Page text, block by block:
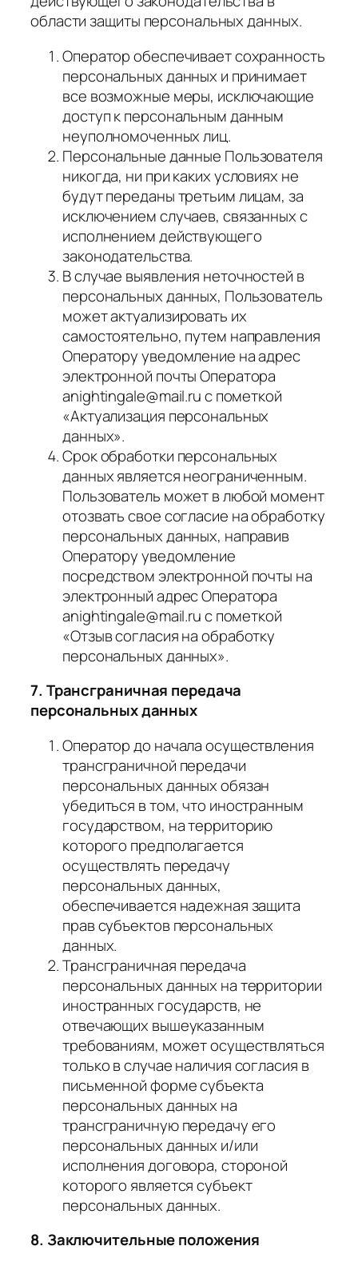
области защиты персональных данных.
Оператор обеспечивает сохранность
персональных данных и принимает
все возможные меры, исключающие
доступ к персональным данным
неуполномоченных лиц.
Персональные данные Пользователя
никогда, ни при каких условиях не
будут переданы третьим лицам, за
исключением случаев, связанных с
исполнением действующего
законодательства.
В случае выявления неточностей в
персональных данных, Пользователь
может актуализировать их
самостоятельно, путем направления
Оператору уведомление на адрес
электронной почты Оператора
anightingale@mail.ru с пометкой
«Актуализация персональных
данных».
Срок обработки персональных
данных является неограниченным.
Пользователь может в любой момент
отозвать свое согласие на обработку
персональных данных, направив
Оператору уведомление
посредством электронной почты на
электронный адрес Оператора
anightingale@mail.ru с пометкой
«Отзыв согласия на обработку
персональных данных».
7. Трансграничная передача
персональных данных
Оператор до начала осуществления
трансграничной передачи
персональных данных обязан
убедиться в том, что иностранным
государством, на территорию
которого предполагается
осуществлять передачу
персональных данных,
обеспечивается надежная защита
прав субъектов персональных
данных.
Трансграничная передача
персональных данных на территории
иностранных государств, не
отвечающих вышеуказанным
требованиям, может осуществляться
только в случае наличия согласия в
письменной форме субъекта
персональных данных на
трансграничную передачу его
персональных данных и/или
исполнения договора, стороной
которого является субъект
персональных данных.
8. Заключительные положения